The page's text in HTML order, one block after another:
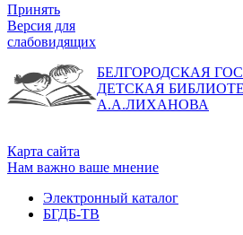
Принять
Версия для
слабовидящих
БЕЛГОРОДСКАЯ
ДЕТСКАЯ
А.А.ЛИХАНОВА
Карта сайта
Нам важно ваше мнение
Электронный каталог
БГДБ-ТВ